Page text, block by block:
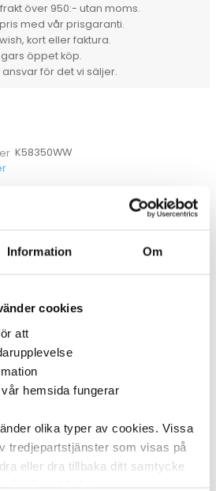
Information Om
cookies
att
hemsida fungerar
olika typer av cookies. Vissa
tredjepartstjänster som visas på
eller dra tillbaka ditt samtycke
över 950:- utan moms.
med vår prisgaranti.
kort eller faktura.
öppet köp.
för det vi säljer.
K58350WW
KÖPTE OCKSÅ